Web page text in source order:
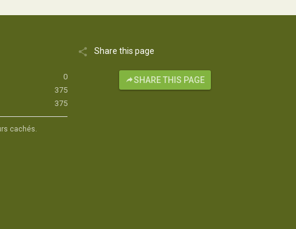
0
375
375
cachés.
Share this page
SHARE THIS PAGE